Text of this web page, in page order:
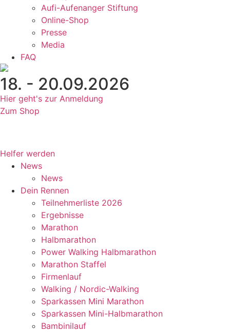
Aufi-Aufenanger Stiftung
Online-Shop
Presse
Media
FAQ
18. - 20.09.2026
Hier geht's zur Anmeldung
Zum Shop
Helfer werden
News
News
Dein Rennen
Teilnehmerliste 2026
Ergebnisse
Marathon
Halbmarathon
Power Walking Halbmarathon
Marathon Staffel
Firmenlauf
Walking / Nordic-Walking
Sparkassen Mini Marathon
Sparkassen Mini-Halbmarathon
Bambinilauf